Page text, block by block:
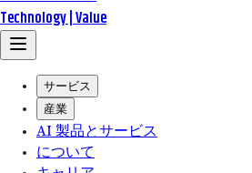
Technology | Value
サービス
産業
AI 製品とサービス
について